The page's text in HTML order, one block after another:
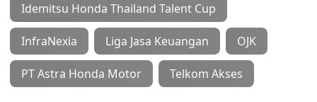
Idemitsu Honda Thailand Talent Cup
InfraNexia Liga Jasa Keuangan OJK
PT Astra Honda Motor Telkom Akses